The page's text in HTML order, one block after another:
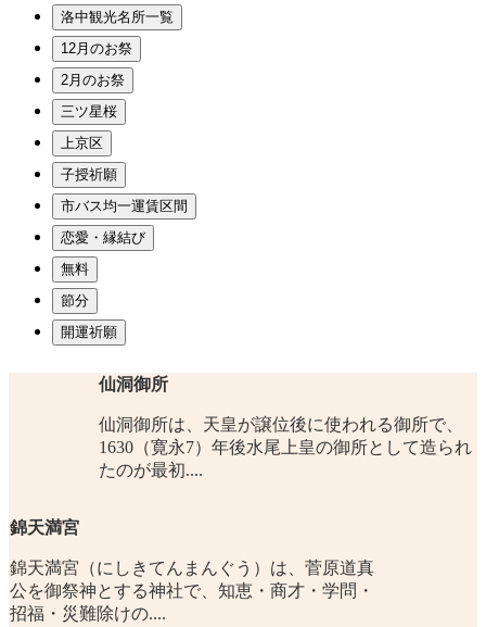
洛中観光名所一覧
12月のお祭
2月のお祭
三ツ星桜
上京区
子授祈願
市バス均一運賃区間
恋愛・縁結び
無料
節分
開運祈願
仙洞御所
仙洞御所は、天皇が譲位後に使われる御所で、
1630（寛永7）年後水尾上皇の御所として造られ
たのが最初....
錦天満宮
錦天満宮（にしきてんまんぐう）は、菅原道真
公を御祭神とする神社で、知恵・商才・学問・
招福・災難除けの....